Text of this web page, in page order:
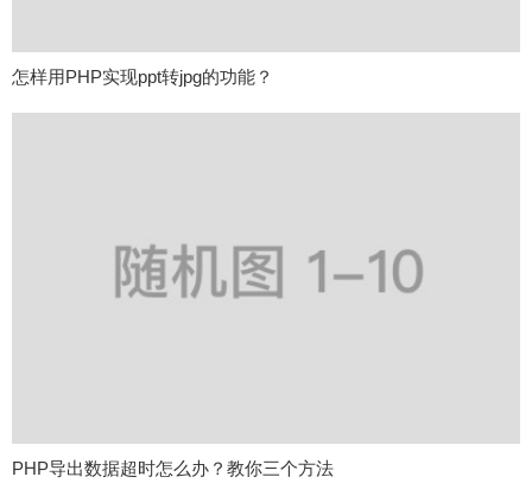
怎样用PHP实现ppt转jpg的功能？
PHP导出数据超时怎么办？教你三个方法